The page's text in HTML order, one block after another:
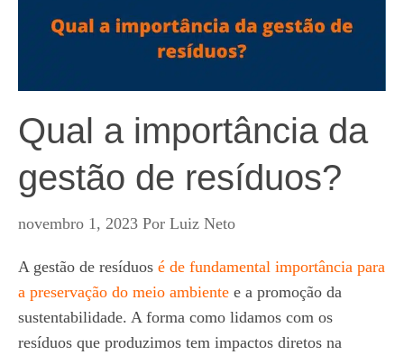
Qual a importância da
gestão de resíduos?
novembro 1, 2023 Por Luiz Neto
A gestão de resíduos é de fundamental importância para
a preservação do meio ambiente e a promoção da
sustentabilidade. A forma como lidamos com os
resíduos que produzimos tem impactos diretos na